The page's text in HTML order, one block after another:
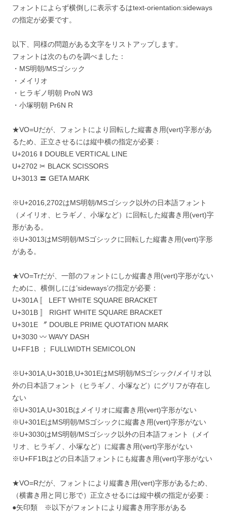
フォントによらず横倒しに表示するはtext-orientation:sideways
の指定が必要です。
以下、同様の問題がある文字をリストアップします。
フォントは次のものを調べました：
・MS明朝/MSゴシック
・メイリオ
・ヒラギノ明朝 ProN W3
・小塚明朝 Pr6N R
★VO=Uだが、フォントにより回転した縦書き用(vert)字形があ
るため、正立させるには縦中横の指定が必要：
‎U+2016 ‖ DOUBLE VERTICAL LINE
‎U+2702 ✂ BLACK SCISSORS
‎U+3013 〓 GETA MARK
※U+2016,2702はMS明朝/MSゴシック以外の日本語フォント
（メイリオ、ヒラギノ、小塚など）に回転した縦書き用(vert)字
形がある。
※U+3013はMS明朝/MSゴシックに回転した縦書き用(vert)字形
がある。
★VO=Trだが、一部のフォントにしか縦書き用(vert)字形がない
ために、横倒しには’sideways’の指定が必要：
‎U+301A 〚 LEFT WHITE SQUARE BRACKET
‎U+301B 〛 RIGHT WHITE SQUARE BRACKET
‎U+301E 〞 DOUBLE PRIME QUOTATION MARK
‎U+3030 〰 WAVY DASH
‎U+FF1B ； FULLWIDTH SEMICOLON
※U+301A,U+301B,U+301EはMS明朝/MSゴシック/メイリオ以
外の日本語フォント（ヒラギノ、小塚など）にグリフが存在し
ない
※U+301A,U+301Bはメイリオに縦書き用(vert)字形がない
※U+301EはMS明朝/MSゴシックに縦書き用(vert)字形がない
※U+3030はMS明朝/MSゴシック以外の日本語フォント（メイ
リオ、ヒラギノ、小塚など）に縦書き用(vert)字形がない
※U+FF1Bはどの日本語フォントにも縦書き用(vert)字形がない
★VO=Rだが、フォントにより縦書き用(vert)字形があるため、
（横書き用と同じ形で）正立させるには縦中横の指定が必要：
●矢印類 ※以下がフォントにより縦書き用字形がある